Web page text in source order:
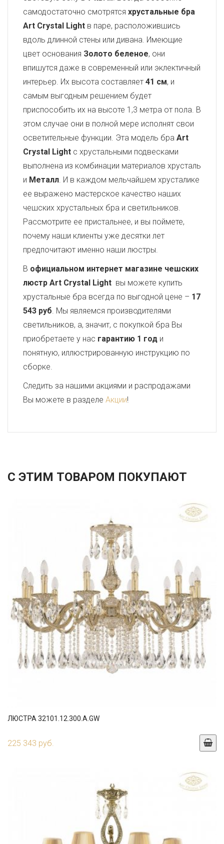
самодостаточно смотрятся хрустальные бра
Art Crystal Light в паре, расположившись
вдоль длинной стены или дивана. Имеющие
цвет основания Золото беленое, они
впишутся даже в современный или эклектичный
интерьер. Их высота составляет 41 см, и
самым выгодным решением будет
приспособить их на высоте 1,3 метра от пола. В
этом случае они в полной мере исполнят свои
осветительные функции. Эта модель бра Art
Crystal Light с хрустальными подвесками
выполнена из комбинации материалов хрусталь
и Металл. И в каждом мельчайшем хрусталике
ее выражено мастерское качество наших
чешских хрустальных бра и светильников.
Рассмотрите ее пристальнее, и вы поймете,
почему наши клиенты уже десятки лет
предпочитают именно наши люстры.
В официальном интернет магазине чешских
люстр Art Crystal Light вы можете купить
хрустальные бра всегда по выгодной цене – 17
543 руб. Мы являемся производителями
светильников, а, значит, с покупкой бра Вы
приобретаете у нас гарантию 1 год и
понятную, иллюстрированную инструкцию по
сборке.
Следить за нашими акциями и распродажами
Вы можете в разделе Акции!
С ЭТИМ ТОВАРОМ ПОКУПАЮТ
ЛЮСТРА 32101.12.300.A.GW
225 343 руб.